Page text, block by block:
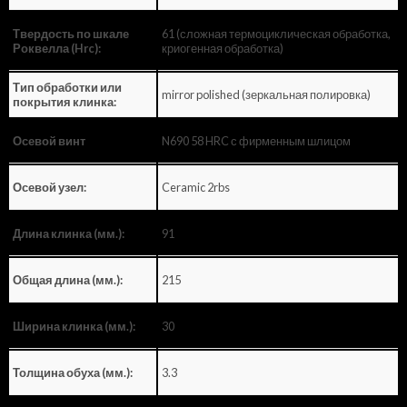
Твердость по шкале
Роквелла (Hrc):
61 (сложная термоциклическая обработка,
криогенная обработка)
Тип обработки или
покрытия клинка:
mirror polished (зеркальная полировка)
Осевой винт N690 58 HRC с фирменным шлицом
Осевой узел: Ceramic 2rbs
Длина клинка (мм.): 91
Общая длина (мм.): 215
Ширина клинка (мм.): 30
Толщина обуха (мм.): 3.3